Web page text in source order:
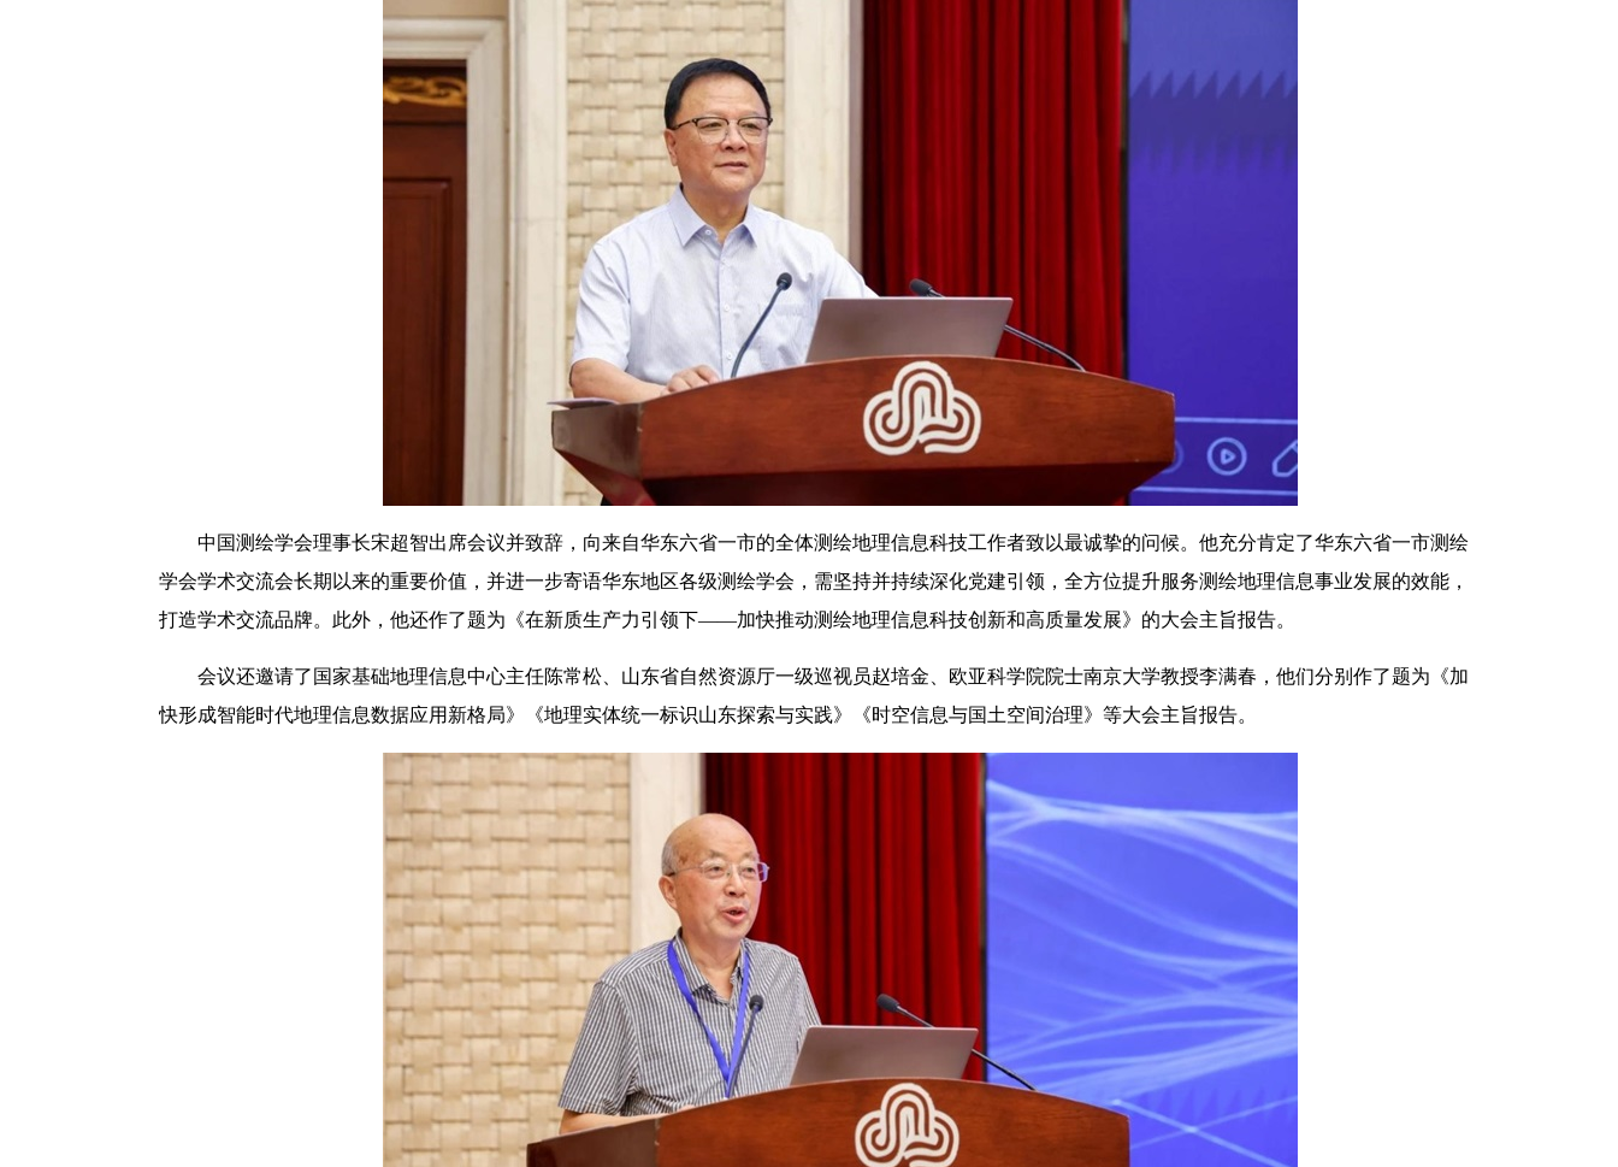
中国测绘学会理事长宋超智出席会议并致辞，向来自华东六省一市的全体测绘地理信息科技工作者致以最诚挚的问候。他充分肯定了华东六省一市测绘
学会学术交流会长期以来的重要价值，并进一步寄语华东地区各级测绘学会，需坚持并持续深化党建引领，全方位提升服务测绘地理信息事业发展的效能，
打造学术交流品牌。此外，他还作了题为《在新质生产力引领下——加快推动测绘地理信息科技创新和高质量发展》的大会主旨报告。
会议还邀请了国家基础地理信息中心主任陈常松、山东省自然资源厅一级巡视员赵培金、欧亚科学院院士南京大学教授李满春，他们分别作了题为《加
快形成智能时代地理信息数据应用新格局》《地理实体统一标识山东探索与实践》《时空信息与国土空间治理》等大会主旨报告。